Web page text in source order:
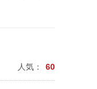
人気： 60